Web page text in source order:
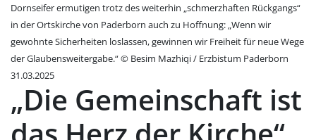
Dornseifer ermutigen trotz des weiterhin „schmerzhaften Rückgangs“
in der Ortskirche von Paderborn auch zu Hoffnung: „Wenn wir
gewohnte Sicherheiten loslassen, gewinnen wir Freiheit für neue Wege
der Glaubensweitergabe.“ © Besim Mazhiqi / Erzbistum Paderborn
31.03.2025
„Die Gemeinschaft ist